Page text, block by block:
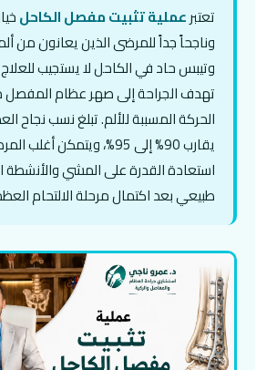
تعتبرعملية تثبيت مفصل الكاحل
وناجحاً جداً للمرضى الذين يعانون من
وتيبس حاد في الكاحل لا يستجيب
تهدف الجراحة إلى صهر عظام المفصل
الحركة المسببة للألم. تبلغ نسب نجاح
يقارب 90% إلى 95%، ويتمكن
استعادة القدرة على المشي والأنشطة
طبيعي بعد اكتمال مرحلة الالتحام